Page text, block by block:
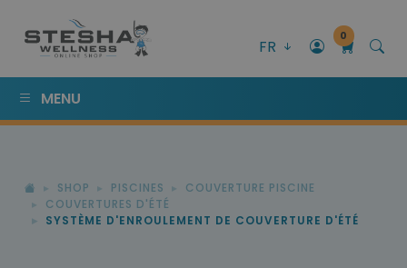
FR
0
MENU
SHOP PISCINES
COUVERTURE PISCINE
COUVERTURES D'ÉTÉ
SYSTÈME D'ENROULEMENT DE COUVERTURE D'ÉTÉ